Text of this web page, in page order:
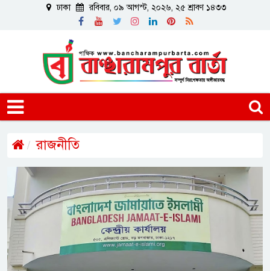
ঢাকা রবিবার, ০৯ আগস্ট, ২০২৬, ২৫ শ্রাবণ ১৪৩৩
রাজনীতি